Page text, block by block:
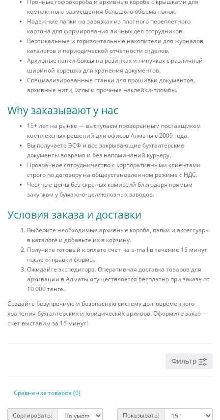
Прочные гофрокороба и архивные короба с крышками для
компактного размещения большого объема папок.
Надежные папки на завязках из плотного переплетного
картона для формирования личных дел сотрудников.
Вертикальные и горизонтальные накопители для журналов,
каталогов и периодической отчетности отделов.
Архивные папки-боксы на резинках и липучках с различной
шириной корешка для хранения документов.
Специализированные станки для прошивки документов,
архивные нити, иглы и прочные наклейки-пломбы.
Why заказывают у нас
15+ лет на рынке — выступаем проверенным поставщиком
комплексных решений для офисов Алматы с 2009 года.
Вы получаете ЭСФ и все закрывающие бухгалтерские
документы вовремя и без напоминаний курьеру.
Прозрачное сотрудничество с корпоративными клиентами
строго по договору на общеустановленном режиме с НДС.
Честные цены без скрытых комиссий благодаря прямым
закупкам у бумажно-целлюлозных заводов.
Условия заказа и доставки
Выберите необходимые архивные короба, папки и аксессуары
в каталоге и добавьте их в корзину.
Получите готовый к оплате счет на e-mail в течение 15 минут
после отправки формы.
Ожидайте экспедитора. Оперативная доставка товаров для
архивации в Алматы осуществляется бесплатно при заказе от
10 000 тенге.
Создайте безупречную и безопасную систему долговременного
хранения бухгалтерских и юридических архивов. Оформите заказ —
счёт выставим за 15 минут!
Фильтр
Сравнение товаров (0)
Сортировать: Показывать: